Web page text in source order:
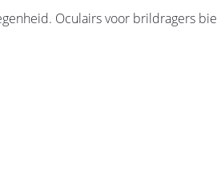
Oculairs voor brildragers